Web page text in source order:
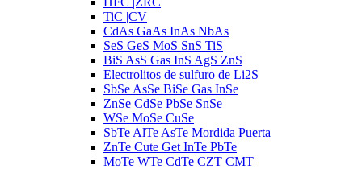
TiC |CV
CdAs GaAs InAs NbAs
SeS GeS MoS SnS TiS
BiS AsS Gas InS AgS ZnS
Electrolitos de sulfuro de Li2S
SbSe AsSe BiSe Gas InSe
ZnSe CdSe PbSe SnSe
WSe MoSe CuSe
SbTe AlTe AsTe Mordida Puerta
ZnTe Cute Get InTe PbTe
MoTe WTe CdTe CZT CMT